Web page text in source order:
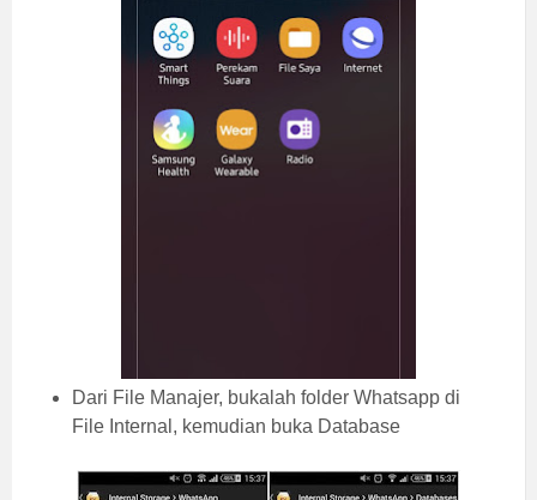
Dari File Manajer, bukalah folder Whatsapp di
File Internal, kemudian buka Database